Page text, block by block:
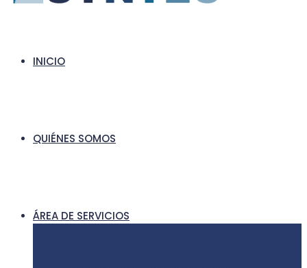
INICIO
QUIÉNES SOMOS
ÁREA DE SERVICIOS